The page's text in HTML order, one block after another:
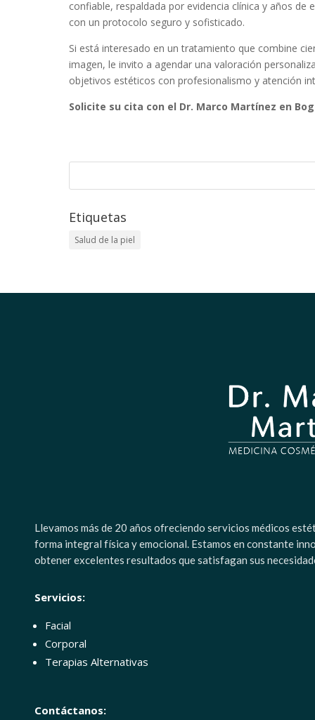
confiable, respaldada por evidencia clínica y años
con un protocolo seguro y sofisticado.
Si está interesado en un tratamiento que combine
imagen, le invito a agendar una valoración
objetivos estéticos con profesionalismo y atención
Solicite su cita con el Dr. Marco Martínez en
Etiquetas
Salud de la piel
Llevamos más de 20 años ofreciendo servicios médicos
forma integral física y emocional. Estamos en constante
obtener excelentes resultados que satisfagan sus
Servicios:
Facial
Corporal
Terapias Alternativas
Contáctanos: